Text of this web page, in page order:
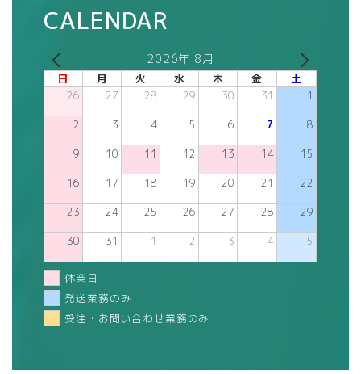
CALENDAR
2026年 8月
日 月 火 水 木 金 土
26 27 28 29 30 31 1
2 3 4 5 6 7 8
9 10 11 12 13 14 15
16 17 18 19 20 21 22
23 24 25 26 27 28 29
30 31 1 2 3 4 5
休業日
発送業務のみ
受注・お問い合わせ業務のみ